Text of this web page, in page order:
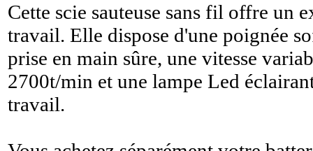
Cette scie sauteuse sans fil offre un
travail. Elle dispose d'une poignée
prise en main sûre, une vitesse
2700t/min et une lampe Led
travail.